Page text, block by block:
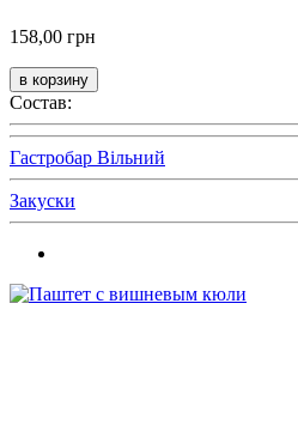
158,00 грн
Состав:
Гастробар Вільний
Закуски